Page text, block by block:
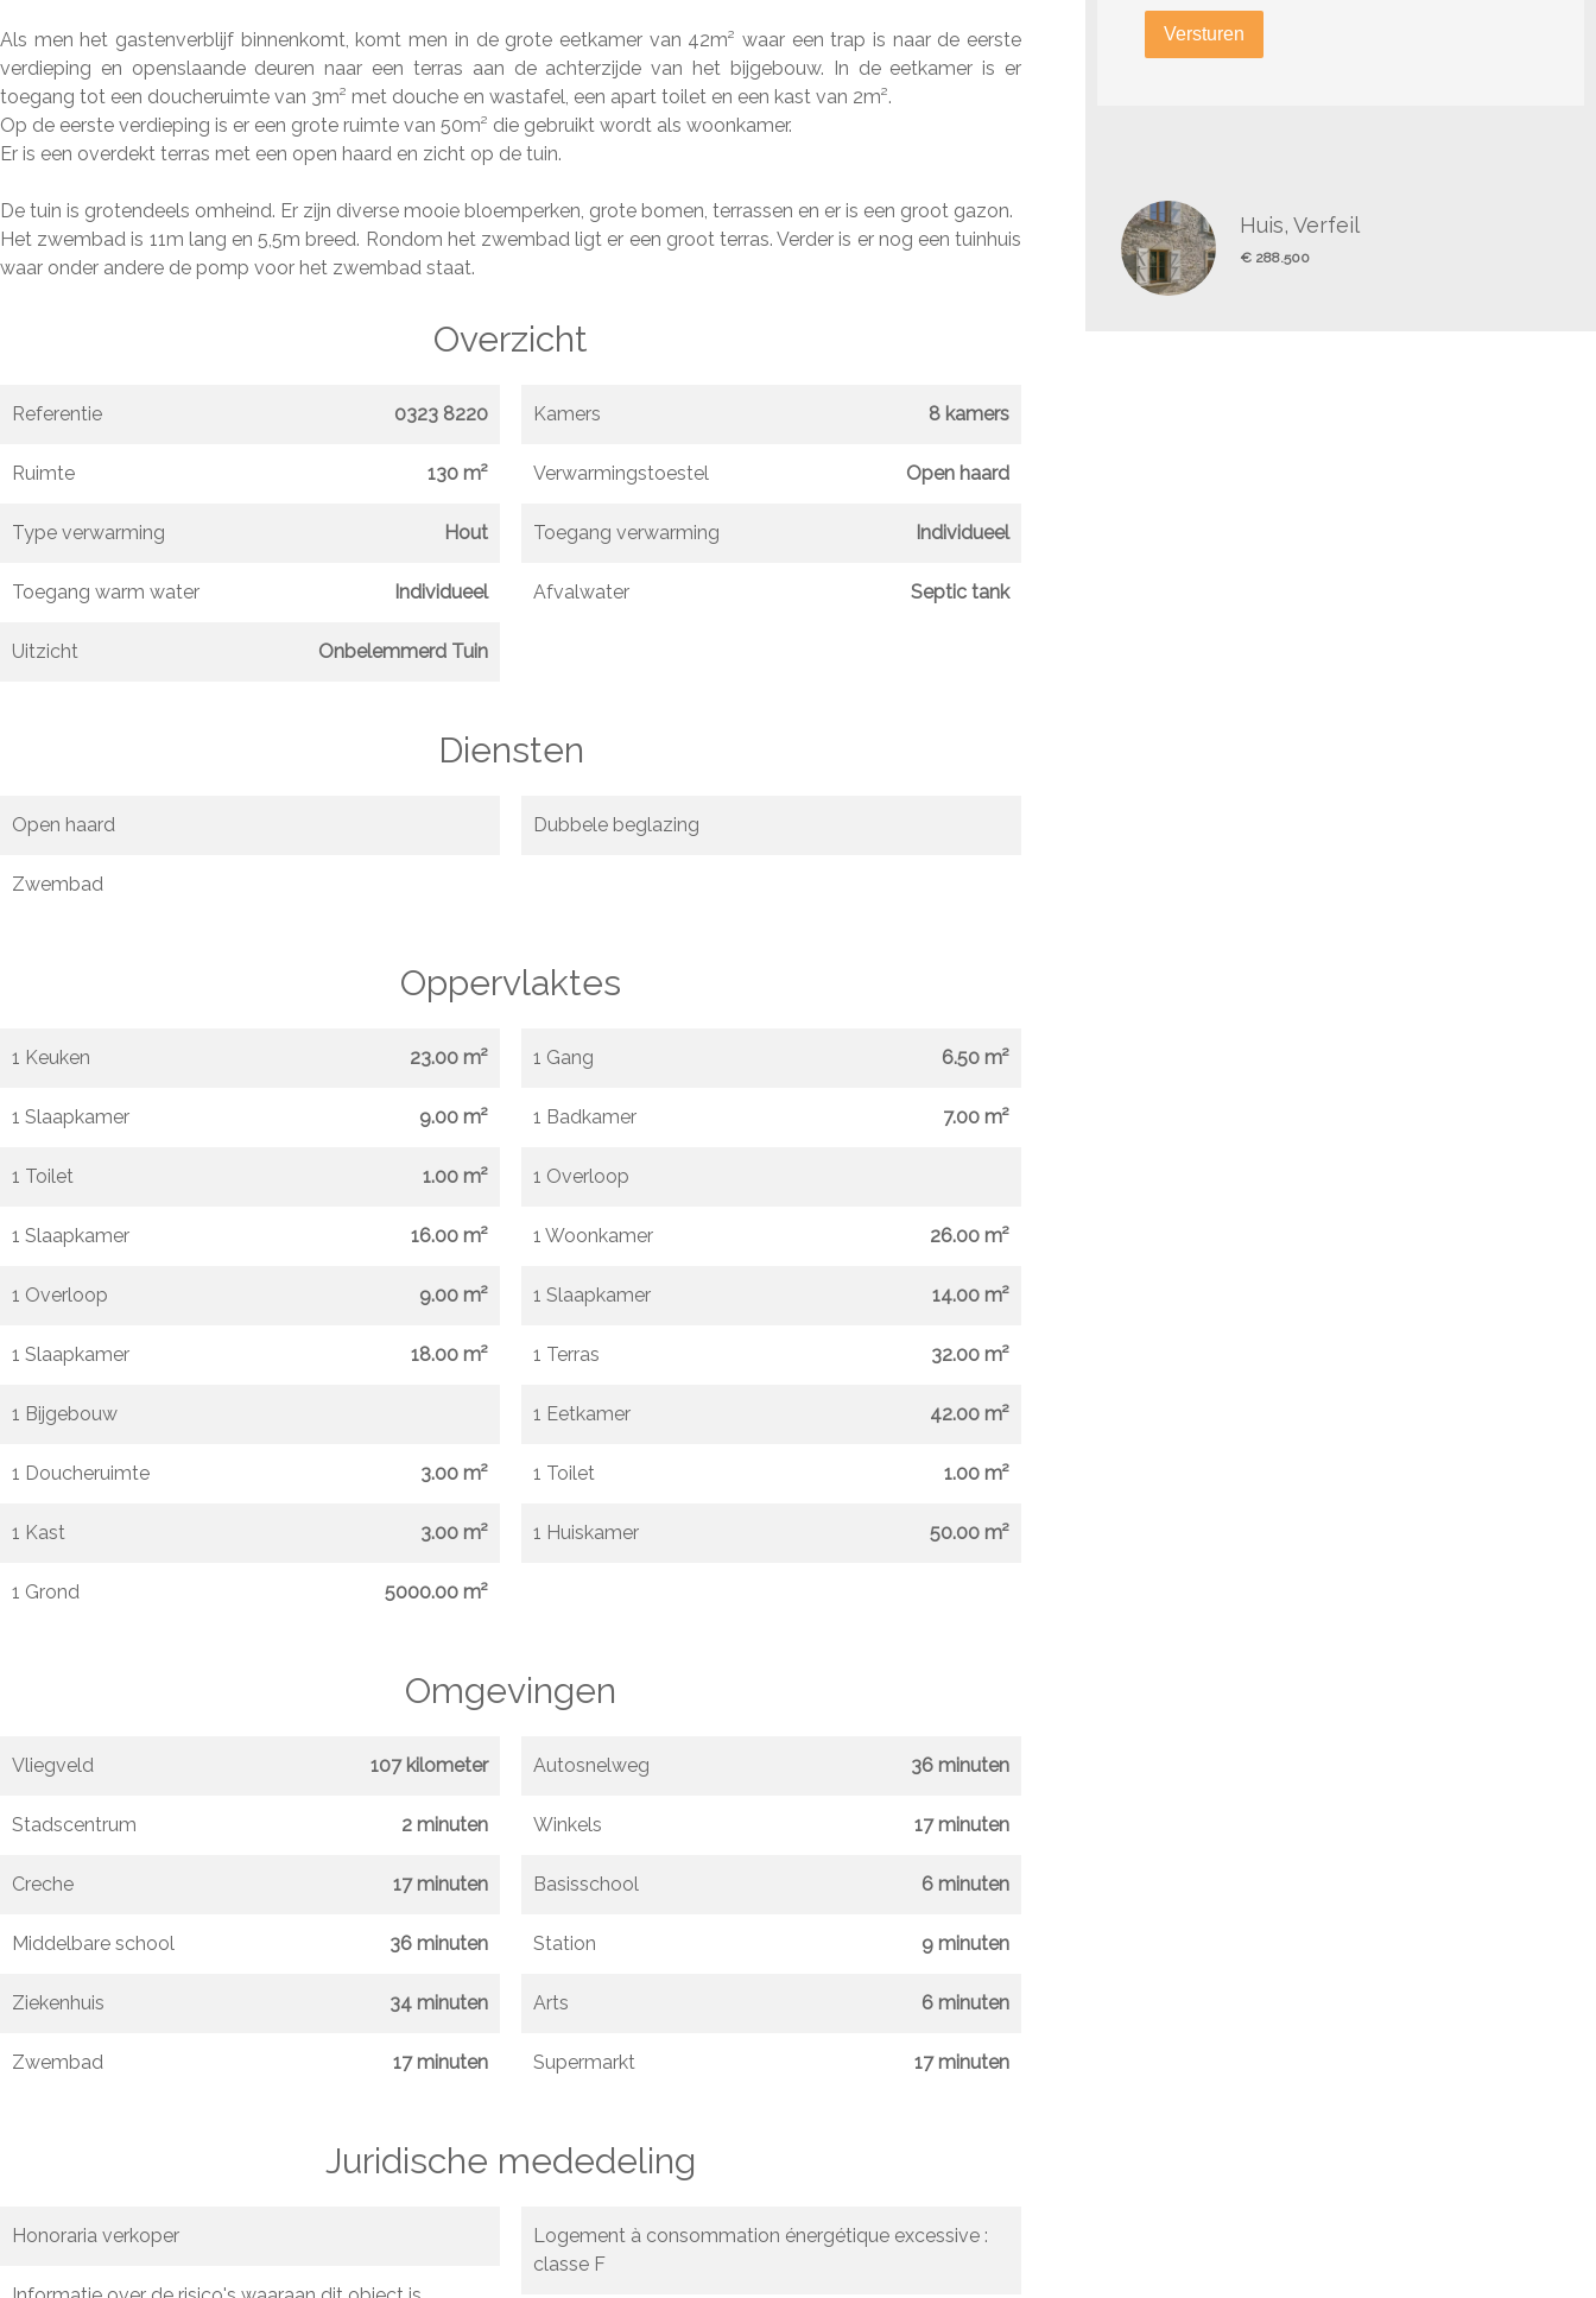
Als men het gastenverblijf binnenkomt, komt men in de grote eetkamer van 42m² waar een trap is naar de eerste
verdieping en openslaande deuren naar een terras aan de achterzijde van het bijgebouw. In de eetkamer is er
toegang tot een doucheruimte van 3m² met douche en wastafel, een apart toilet en een kast van 2m².
Op de eerste verdieping is er een grote ruimte van 50m² die gebruikt wordt als woonkamer.
Er is een overdekt terras met een open haard en zicht op de tuin.
De tuin is grotendeels omheind. Er zijn diverse mooie bloemperken, grote bomen, terrassen en er is een groot gazon.
Het zwembad is 11m lang en 5,5m breed. Rondom het zwembad ligt er een groot terras. Verder is er nog een tuinhuis
waar onder andere de pomp voor het zwembad staat.
Overzicht
Referentie 0323 8220 Kamers 8 kamers
Ruimte 130 m² Verwarmingstoestel Open haard
Type verwarming Hout Toegang verwarming Individueel
Toegang warm water Individueel Afvalwater Septic tank
Uitzicht Onbelemmerd Tuin
Diensten
Open haard Dubbele beglazing
Zwembad
Oppervlaktes
1 Keuken 23.00 m² 1 Gang 6.50 m²
1 Slaapkamer 9.00 m² 1 Badkamer 7.00 m²
1 Toilet 1.00 m² 1 Overloop
1 Slaapkamer 16.00 m² 1 Woonkamer 26.00 m²
1 Overloop 9.00 m² 1 Slaapkamer 14.00 m²
1 Slaapkamer 18.00 m² 1 Terras 32.00 m²
1 Bijgebouw 1 Eetkamer 42.00 m²
1 Doucheruimte 3.00 m² 1 Toilet 1.00 m²
1 Kast 3.00 m² 1 Huiskamer 50.00 m²
1 Grond 5000.00 m²
Omgevingen
Vliegveld 107 kilometer Autosnelweg 36 minuten
Stadscentrum 2 minuten Winkels 17 minuten
Creche 17 minuten Basisschool 6 minuten
Middelbare school 36 minuten Station 9 minuten
Ziekenhuis 34 minuten Arts 6 minuten
Zwembad 17 minuten Supermarkt 17 minuten
Juridische mededeling
Honoraria verkoper
Logement à consommation énergétique excessive :
classe F
Versturen
Huis, Verfeil
€ 288.500